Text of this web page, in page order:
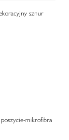
sznur
mikrofibra